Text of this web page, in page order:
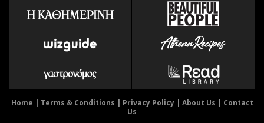
Home Terms & Conditions Privacy Policy| About Us
Contact
Us